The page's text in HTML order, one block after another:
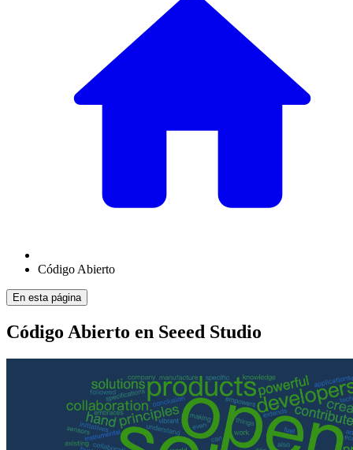
Código Abierto
En esta página
Código Abierto en Seeed Studio